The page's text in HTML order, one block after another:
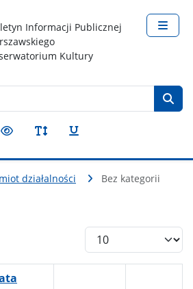
Informacji Publicznej
Kultury
działalności Bez kategorii
Pokaż #